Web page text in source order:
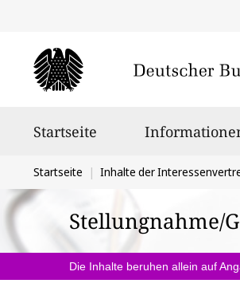
Startseite
Sie
befinden
sich
hier:
Startseite Inhalte der
Stellungnahme/
Die Inhalte beruhen allein auf